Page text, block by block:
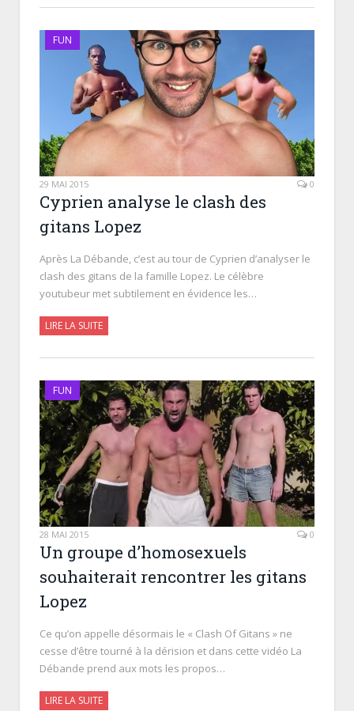
FUN
29 MAI 2015 0
Cyprien analyse le clash des
gitans Lopez
Après La Débande, c’est au tour de Cyprien d’analyser le
clash des gitans de la famille Lopez. Le célèbre
youtubeur met subtilement en évidence les…
LIRE LA SUITE
FUN
28 MAI 2015 0
Un groupe d’homosexuels
souhaiterait rencontrer les gitans
Lopez
Ce qu’on appelle désormais le « Clash Of Gitans » ne
cesse d’être tourné à la dérision et dans cette vidéo La
Débande prend aux mots les propos…
LIRE LA SUITE